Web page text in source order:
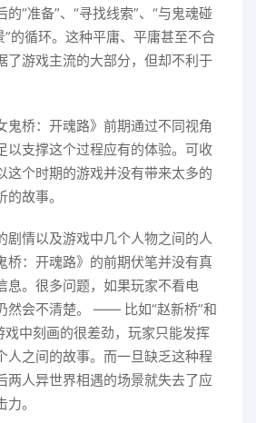
“准备”、“寻找线索”、“与鬼魂碰
”的循环。这种平庸、平庸甚至不合
了游戏主流的大部分，但却不利于
鬼桥：开魂路》前期通过不同视角
以支撑这个过程应有的体验。可收
这个时期的游戏并没有带来太多的
故事。
剧情以及游戏中几个人物之间的人
桥：开魂路》的前期伏笔并没有真
息。很多问题，如果玩家不看电
然会不清楚。 —— 比如“赵新桥”和
戏中刻画的很差劲，玩家只能发挥
人之间的故事。而一旦缺乏这种程
两人异世界相遇的场景就失去了应
。